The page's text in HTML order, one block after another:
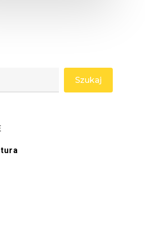
Szukaj